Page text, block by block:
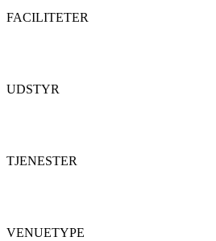
FACILITETER
UDSTYR
TJENESTER
VENUETYPE